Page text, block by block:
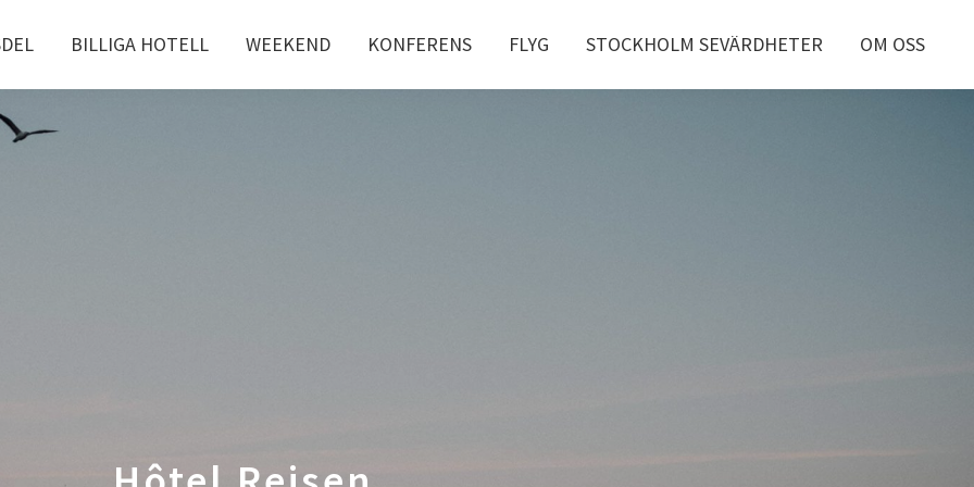
BILLIGA HOTELL WEEKEND KONFERENS FLYG STOCKHOLM SEVÄRDHETER OM OSS